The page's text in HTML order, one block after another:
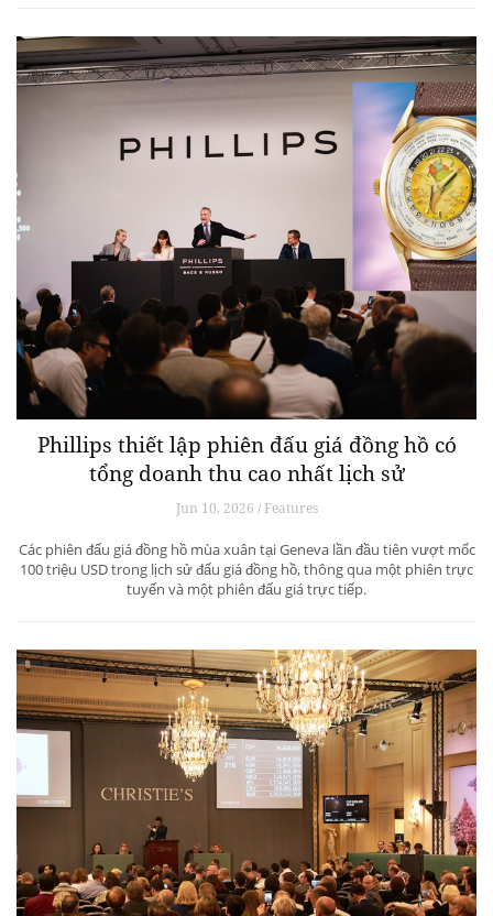
Phillips thiết lập phiên đấu giá đồng hồ có
tổng doanh thu cao nhất lịch sử
Jun 10, 2026 / Features
Các phiên đấu giá đồng hồ mùa xuân tại Geneva lần đầu tiên vượt mốc
100 triệu USD trong lịch sử đấu giá đồng hồ, thông qua một phiên trực
tuyến và một phiên đấu giá trực tiếp.